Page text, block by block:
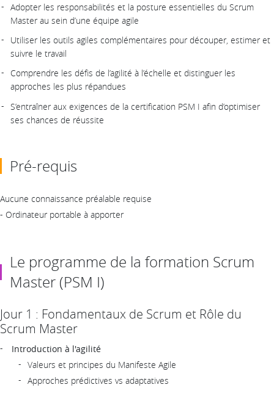
Adopter les responsabilités et la posture essentielles du Scrum
Master au sein d’une équipe agile
Utiliser les outils agiles complémentaires pour découper, estimer et
suivre le travail
Comprendre les défis de l’agilité à l’échelle et distinguer les
approches les plus répandues
S’entraîner aux exigences de la certification PSM I afin d’optimiser
ses chances de réussite
Pré-requis
Aucune connaissance préalable requise
- Ordinateur portable à apporter
Le programme de la formation Scrum
Master (PSM I)
Jour 1 : Fondamentaux de Scrum et Rôle du
Scrum Master
Introduction à l'agilité
Valeurs et principes du Manifeste Agile
Approches prédictives vs adaptatives